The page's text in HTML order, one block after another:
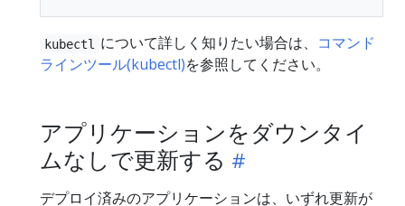
kubectl について詳しく知りたい場合は、 コマンド
ラインツール(kubectl)を参照してください。
アプリケーションをダウンタイ
ムなしで更新する
デプロイ済みのアプリケーションは、いずれ更新が